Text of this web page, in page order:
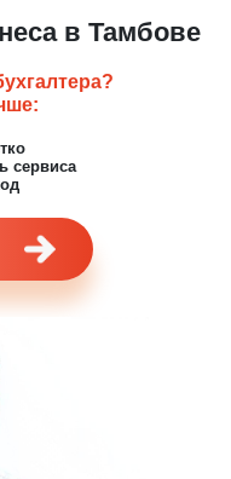
в Тамбове
сервиса